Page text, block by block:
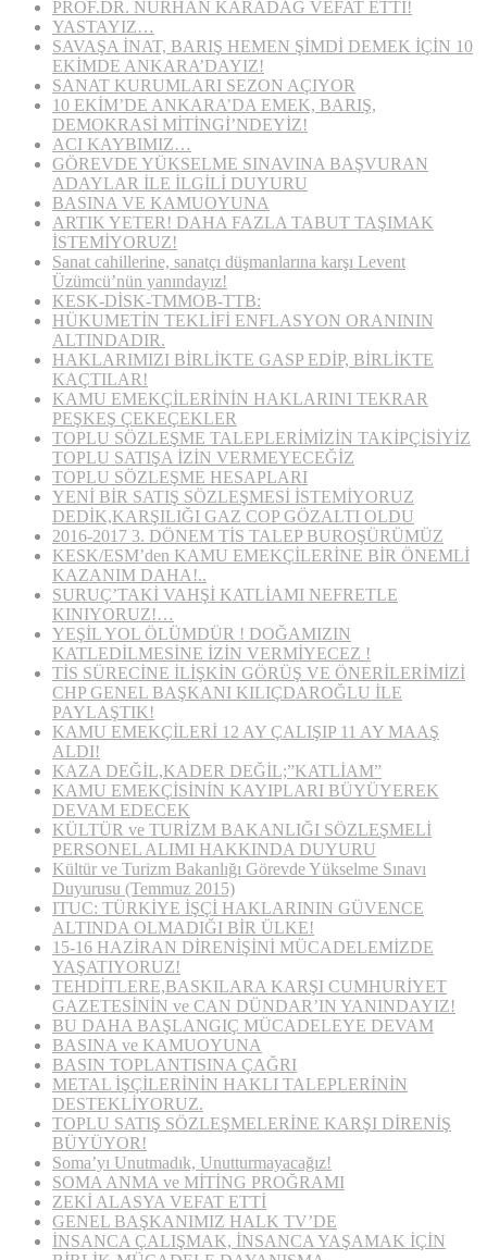
PROF.DR. NURHAN KARADAĞ VEFAT ETTİ!
YASTAYIZ…
SAVAŞA İNAT, BARIŞ HEMEN ŞİMDİ DEMEK İÇİN 10
EKİMDE ANKARA’DAYIZ!
SANAT KURUMLARI SEZON AÇIYOR
10 EKİM’DE ANKARA’DA EMEK, BARIŞ,
DEMOKRASİ MİTİNGİ’NDEYİZ!
ACI KAYBIMIZ…
GÖREVDE YÜKSELME SINAVINA BAŞVURAN
ADAYLAR İLE İLGİLİ DUYURU
BASINA VE KAMUOYUNA
ARTIK YETER! DAHA FAZLA TABUT TAŞIMAK
İSTEMİYORUZ!
Sanat cahillerine, sanatçı düşmanlarına karşı Levent
Üzümcü’nün yanındayız!
KESK-DİSK-TMMOB-TTB:
HÜKUMETİN TEKLİFİ ENFLASYON ORANININ
ALTINDADIR.
HAKLARIMIZI BİRLİKTE GASP EDİP, BİRLİKTE
KAÇTILAR!
KAMU EMEKÇİLERİNİN HAKLARINI TEKRAR
PEŞKEŞ ÇEKEÇEKLER
TOPLU SÖZLEŞME TALEPLERİMİZİN TAKİPÇİSİYİZ
TOPLU SATIŞA İZİN VERMEYECEĞİZ
TOPLU SÖZLEŞME HESAPLARI
YENİ BİR SATIŞ SÖZLEŞMESİ İSTEMİYORUZ
DEDİK,KARŞILIĞI GAZ COP GÖZALTI OLDU
2016-2017 3. DÖNEM TİS TALEP BUROŞÜRÜMÜZ
KESK/ESM’den KAMU EMEKÇİLERİNE BİR ÖNEMLİ
KAZANIM DAHA!..
SURUÇ’TAKİ VAHŞİ KATLİAMI NEFRETLE
KINIYORUZ!…
YEŞİL YOL ÖLÜMDÜR ! DOĞAMIZIN
KATLEDİLMESİNE İZİN VERMİYECEZ !
TİS SÜRECİNE İLİŞKİN GÖRÜŞ VE ÖNERİLERİMİZİ
CHP GENEL BAŞKANI KILIÇDAROĞLU İLE
PAYLAŞTIK!
KAMU EMEKÇİLERİ 12 AY ÇALIŞIP 11 AY MAAŞ
ALDI!
KAZA DEĞİL,KADER DEĞİL;”KATLİAM”
KAMU EMEKÇİSİNİN KAYIPLARI BÜYÜYEREK
DEVAM EDECEK
KÜLTÜR ve TURİZM BAKANLIĞI SÖZLEŞMELİ
PERSONEL ALIMI HAKKINDA DUYURU
Kültür ve Turizm Bakanlığı Görevde Yükselme Sınavı
Duyurusu (Temmuz 2015)
ITUC: TÜRKİYE İŞÇİ HAKLARININ GÜVENCE
ALTINDA OLMADIĞI BİR ÜLKE!
15-16 HAZİRAN DİRENİŞİNİ MÜCADELEMİZDE
YAŞATIYORUZ!
TEHDİTLERE,BASKILARA KARŞI CUMHURİYET
GAZETESİNİN ve CAN DÜNDAR’IN YANINDAYIZ!
BU DAHA BAŞLANGIÇ MÜCADELEYE DEVAM
BASINA ve KAMUOYUNA
BASIN TOPLANTISINA ÇAĞRI
METAL İŞÇİLERİNİN HAKLI TALEPLERİNİN
DESTEKLİYORUZ.
TOPLU SATIŞ SÖZLEŞMELERİNE KARŞI DİRENİŞ
BÜYÜYOR!
Soma’yı Unutmadık, Unutturmayacağız!
SOMA ANMA ve MİTİNG PROĞRAMI
ZEKİ ALASYA VEFAT ETTİ
GENEL BAŞKANIMIZ HALK TV’DE
İNSANCA ÇALIŞMAK, İNSANCA YAŞAMAK İÇİN